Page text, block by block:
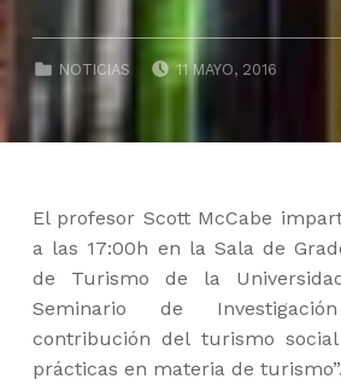
CATEGORIZED IN:
NOTICIAS
POSTED ON:
11 MAYO, 2016
El profesor Scott McCabe
a las 17:00h en la Sala de
de Turismo de la
Seminario de
contribución del turismo
prácticas en materia de turismo”.